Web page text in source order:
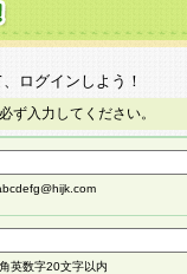
ログインしよう！
ず入力してください。
英数字20文字以内